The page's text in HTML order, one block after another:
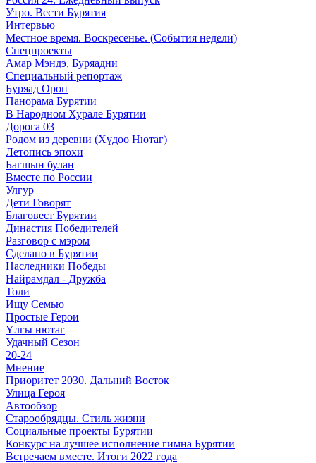
Утро. Вести Бурятия
Интервью
Местное время. Воскресенье. (События недели)
Спецпроекты
Амар Мэндэ, Буряадни
Специальный репортаж
Буряад Орон
Панорама Бурятии
В Народном Хурале Бурятии
Дорога 03
Родом из деревни (Хүдөө Нютаг)
Летопись эпохи
Багшын булан
Вместе по России
Улгур
Дети Говорят
Благовест Бурятии
Династия Победителей
Разговор с мэром
Сделано в Бурятии
Наследники Победы
Найрамдал - Дружба
Толи
Ищу Cемью
Простые Герои
Үлгы нютаг
Удачный Сезон
20-24
Мнение
Приоритет 2030. Дальний Восток
Улица Героя
Автообзор
Старообрядцы. Cтиль жизни
Социальные проекты Бурятии
Конкурс на лучшее исполнение гимна Бурятии
Встречаем вместе. Итоги 2022 года